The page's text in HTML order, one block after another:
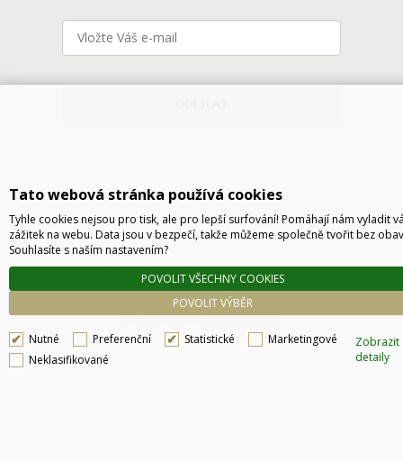
Technické řešení © 2026 CyberSoft s.r.o.
Podle zákona o evidenci tržeb je prodávající povinen vystavit kupujícímu účtenku. Zároveň
je povinen zaevidovat přijatou tržbu u správce daně online, v případě technického
výpadku pak nejpozději do 48 hodin.
Tato webová stránka používá cookies
Tyhle cookies nejsou pro tisk, ale pro lepší surfování! Pomáhají nám vyladit
zážitek na webu. Data jsou v bezpečí, takže můžeme společně tvořit bez
Souhlasíte s naším nastavením?
POVOLIT VÝBĚR
POVOLIT VŠECHNY COOKIES
Nutné Preferenční Statistické
Marketingové
Neklasifikované
Zobrazit
detaily